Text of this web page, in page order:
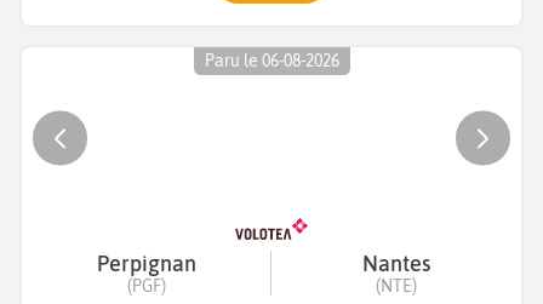
Paru le 06-08-2026
Perpignan
(PGF)
Nantes
(NTE)